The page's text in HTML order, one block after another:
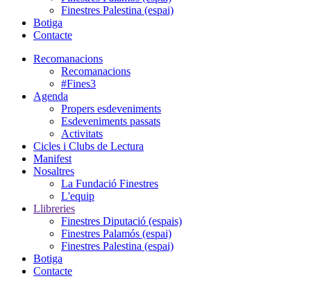
Finestres Palestina (espai)
Botiga
Contacte
Recomanacions
Recomanacions
#Fines3
Agenda
Propers esdeveniments
Esdeveniments passats
Activitats
Cicles i Clubs de Lectura
Manifest
Nosaltres
La Fundació Finestres
L'equip
Llibreries
Finestres Diputació (espais)
Finestres Palamós (espai)
Finestres Palestina (espai)
Botiga
Contacte